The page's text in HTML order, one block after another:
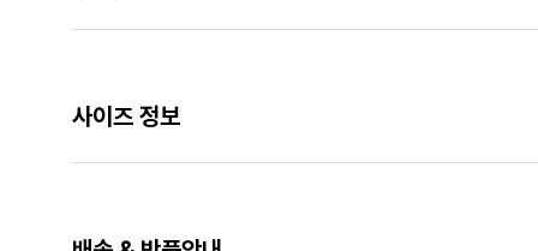
사이즈 정보